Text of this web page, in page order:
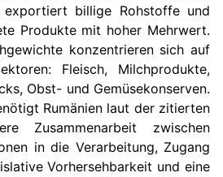
exportiert billige Rohstoffe und
Produkte mit hoher Mehrwert.
konzentrieren sich auf
Fleisch, Milchprodukte,
Obst- und Gemüsekonserven.
Rumänien laut der zitierten
Zusammenarbeit zwischen
in die Verarbeitung, Zugang
Vorhersehbarkeit und eine